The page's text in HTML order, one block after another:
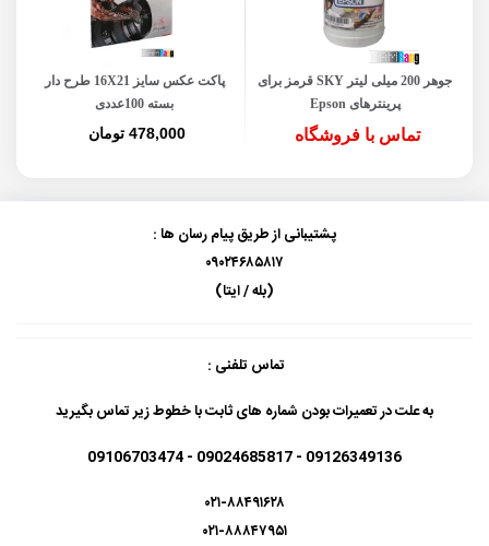
جوهر 200 میلی لیتر SKY قرمز برای
پرینترهای Epson
تماس با فروشگاه
پاکت عکس سایز 16X21 طرح دار
بسته 100عددی
478,000 تومان
پشتیبانی از طریق پیام رسان ها :
۰۹۰۲۴۶۸۵۸۱۷
(بله / ایتا)
تماس تلفنی :
به علت در تعمیرات بودن شماره های ثابت با خطوط زیر تماس بگیرید
09126349136 - 09024685817 - 09106703474
۰۲۱-۸۸۴۹۱۶۲۸
۰۲۱-۸۸۸۴۷۹۵۱